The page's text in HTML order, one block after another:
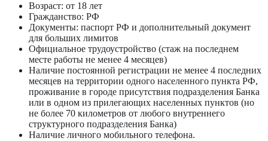
Возраст: от 18 лет
Гражданство: РФ
Документы: паспорт РФ и дополнительный документ
для больших лимитов
Официальное трудоустройство (стаж на последнем
месте работы не менее 4 месяцев)
Наличие постоянной регистрации не менее 4 последних
месяцев на территории одного населенного пункта РФ,
проживание в городе присутствия подразделения Банка
или в одном из прилегающих населенных пунктов (но
не более 70 километров от любого внутреннего
структурного подразделения Банка)
Наличие личного мобильного телефона.